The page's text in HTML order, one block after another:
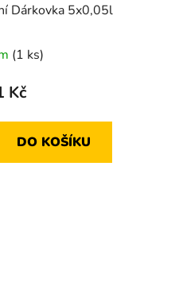
Dárkovka 5x0,05l
(1 ks)
Kč
DO KOŠÍKU